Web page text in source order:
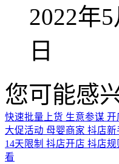
2022年
日
您可能感
快速批量上货 生意参谋 开
大促活动 母婴商家 抖店新
14天限制 抖店开店 抖店规
看